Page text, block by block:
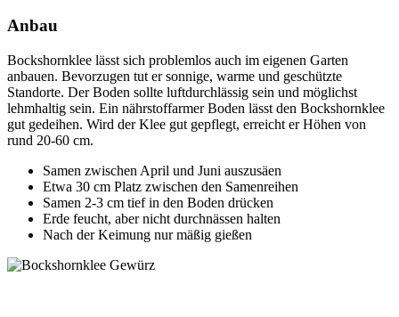
Anbau
Bockshornklee lässt sich problemlos auch im eigenen Garten
anbauen. Bevorzugen tut er sonnige, warme und geschützte
Standorte. Der Boden sollte luftdurchlässig sein und möglichst
lehmhaltig sein. Ein nährstoffarmer Boden lässt den Bockshornklee
gut gedeihen. Wird der Klee gut gepflegt, erreicht er Höhen von
rund 20-60 cm.
Samen zwischen April und Juni auszusäen
Etwa 30 cm Platz zwischen den Samenreihen
Samen 2-3 cm tief in den Boden drücken
Erde feucht, aber nicht durchnässen halten
Nach der Keimung nur mäßig gießen